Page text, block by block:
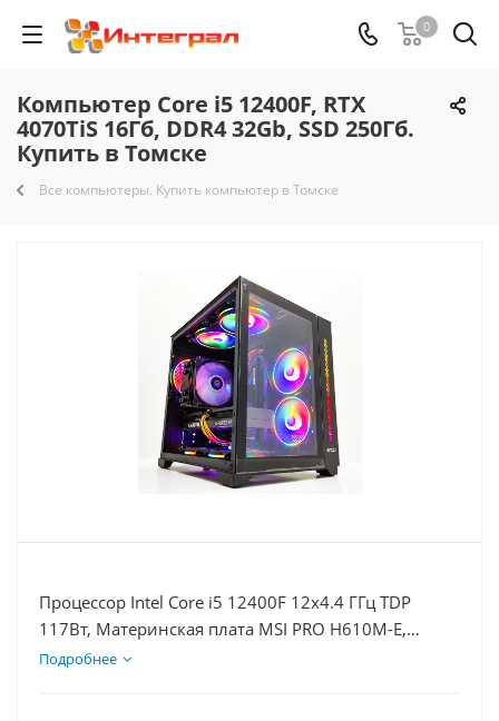
0
Компьютер Core i5 12400F, RTX
4070TiS 16Гб, DDR4 32Gb, SSD 250Гб.
Купить в Томске
Все компьютеры. Купить компьютер в Томске
Процессор Intel Core i5 12400F 12x4.4 ГГц TDP
117Вт, Материнская плата MSI PRO H610M-E,
Видеокарта RTX 4070TiS 16Гб, Память DDR4 32Gb,
Подробнее